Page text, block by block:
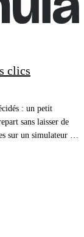
clics
: un petit
sans laisser de
sur un simulateur de
CRM avec un